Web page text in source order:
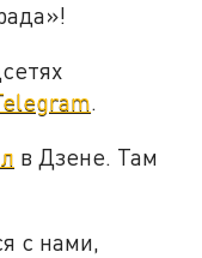
.
в Дзене. Там
с нами,